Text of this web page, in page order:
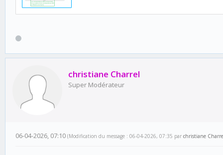
christiane Charrel
Super Modérateur
06-04-2026, 07:10 (Modification du message : 06-04-2026, 07:35 par christiane